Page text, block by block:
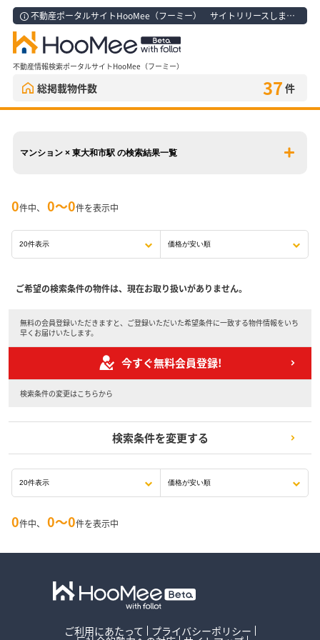
不動産ポータルサイトHooMee（フーミー） サイトリリースしました！
不動産情報検索ポータルサイトHooMee（フーミー）
総掲載物件数 37 件
マンション × 東大和市駅 の検索結果一覧
0件中、 0〜0件を表示中
ご希望の検索条件の物件は、現在お取り扱いがありません。
無料の会員登録いただきますと、ご登録いただいた希望条件に一致する物件情報をいち
早くお届けいたします。
今すぐ無料会員登録!
検索条件の変更はこちらから
検索条件を変更する
0件中、 0〜0件を表示中
ご利用にあたって プライバシーポリシー